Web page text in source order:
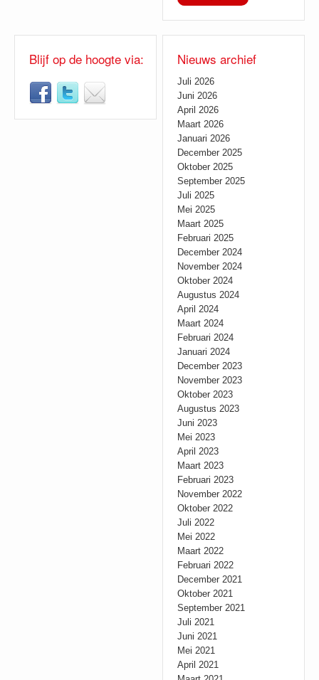
Blijf op de hoogte via: Nieuws archief
Juli 2026
Juni 2026
April 2026
Maart 2026
Januari 2026
December 2025
Oktober 2025
September 2025
Juli 2025
Mei 2025
Maart 2025
Februari 2025
December 2024
November 2024
Oktober 2024
Augustus 2024
April 2024
Maart 2024
Februari 2024
Januari 2024
December 2023
November 2023
Oktober 2023
Augustus 2023
Juni 2023
Mei 2023
April 2023
Maart 2023
Februari 2023
November 2022
Oktober 2022
Juli 2022
Mei 2022
Maart 2022
Februari 2022
December 2021
Oktober 2021
September 2021
Juli 2021
Juni 2021
Mei 2021
April 2021